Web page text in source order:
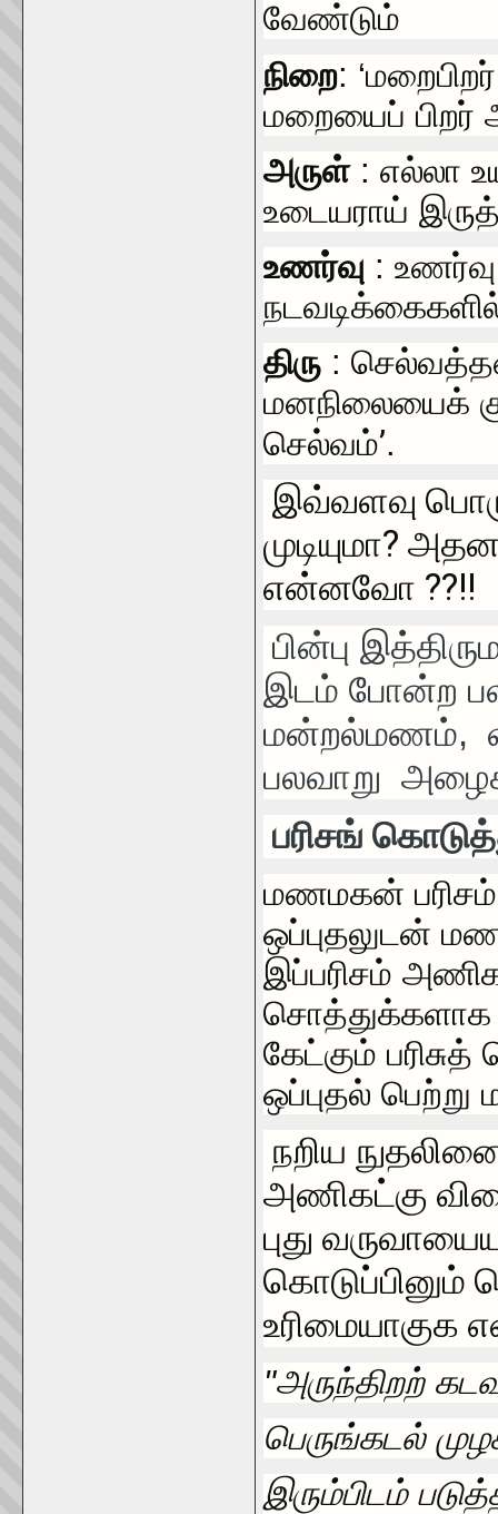
வேண்டும்
நிறை:
மறையைப்
அருள் : எல்லா
உடையராய்
உணர்வு :
திரு :
மனநிலையைக்
செல்வம்’.
இவ்வளவு
முடியுமா?
என்னவோ ??!!
பின்பு
இடம் போன்ற
மன்றல்மணம்,
பலவாறு
பரிசங்
மணமகன்
ஒப்புதலுடன்
இப்பரிசம்
கேட்கும்
ஒப்புதல்
நறிய
அணிகட்கு
புது
உரிமையாகுக
"அருந்திறற்
பெருங்கடல்
இரும்பிடம்